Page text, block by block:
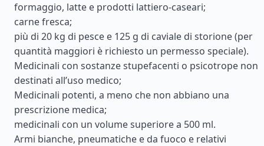
formaggio, latte e prodotti lattiero-caseari;
carne fresca;
più di 20 kg di pesce e 125 g di caviale di storione (per
quantità maggiori è richiesto un permesso speciale).
Medicinali con sostanze stupefacenti o psicotrope non
destinati all’uso medico;
Medicinali potenti, a meno che non abbiano una
prescrizione medica;
medicinali con un volume superiore a 500 ml.
Armi bianche, pneumatiche e da fuoco e relativi